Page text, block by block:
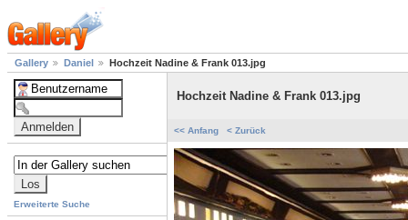
Gallery Daniel Hochzeit Nadine & Frank 013.jpg
Erweiterte Suche
Hochzeit Nadine & Frank 013.jpg
<< Anfang < Zurück